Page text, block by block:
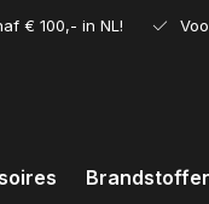
€ 100,- in NL!